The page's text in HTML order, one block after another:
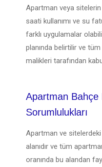
Apartman veya
saati kullanımı ve su
farklı uygulamalar
planında belirtilir ve
malikleri tarafından
Apartman Bahçe
Sorumlulukları
Apartman ve
alanıdır ve tüm
oranında bu alandan